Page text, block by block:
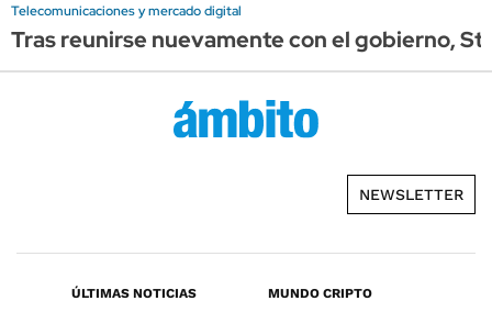
Telecomunicaciones y mercado digital
Tras reunirse nuevamente con el gobierno,
NEWSLETTER
ÚLTIMAS NOTICIAS
MUNDO CRIPTO